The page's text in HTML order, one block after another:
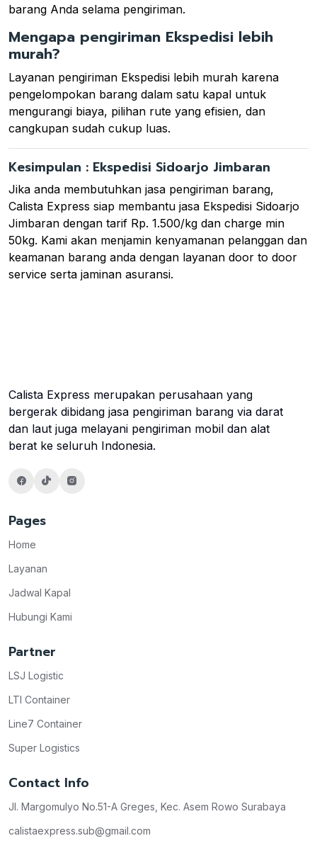
barang Anda selama pengiriman.
Mengapa pengiriman Ekspedisi lebih
murah?
Layanan pengiriman Ekspedisi lebih murah karena
pengelompokan barang dalam satu kapal untuk
mengurangi biaya, pilihan rute yang efisien, dan
cangkupan sudah cukup luas.
Kesimpulan : Ekspedisi Sidoarjo Jimbaran
Jika anda membutuhkan jasa pengiriman barang,
Calista Express siap membantu jasa Ekspedisi Sidoarjo
Jimbaran dengan tarif Rp. 1.500/kg dan charge min
50kg. Kami akan menjamin kenyamanan pelanggan dan
keamanan barang anda dengan layanan door to door
service serta jaminan asuransi.
Calista Express merupakan perusahaan yang
bergerak dibidang jasa pengiriman barang via darat
dan laut juga melayani pengiriman mobil dan alat
berat ke seluruh Indonesia.
Pages
Home
Layanan
Jadwal Kapal
Hubungi Kami
Partner
LSJ Logistic
LTI Container
Line7 Container
Super Logistics
Contact Info
Jl. Margomulyo No.51-A Greges, Kec. Asem Rowo Surabaya
calistaexpress.sub@gmail.com